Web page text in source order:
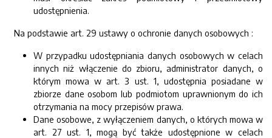
udostępnienia.
Na podstawie art. 29 ustawy o ochronie danych osobowych :
W przypadku udostępniania danych osobowych w celach
innych niż włączenie do zbioru, administrator danych, o
którym mowa w art. 3 ust. 1, udostępnia posiadane w
zbiorze dane osobom lub podmiotom uprawnionym do ich
otrzymania na mocy przepisów prawa.
Dane osobowe, z wyłączeniem danych, o których mowa w
art. 27 ust. 1, mogą być także udostępnione w celach